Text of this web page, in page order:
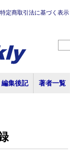
特定商取引法に基づく表示
編集後記 著者一覧